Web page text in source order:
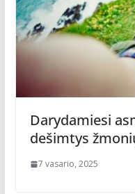
Darydamiesi
dešimtys
7 vasario, 2025